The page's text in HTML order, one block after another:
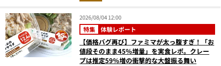
2026/08/04 12:00
特集 体験レポート
【価格バグ再び】ファミマが太っ腹すぎ！「お
値段そのまま45%増量」を実食レポ。クレー
プは推定59%増の衝撃的な大盤振る舞い